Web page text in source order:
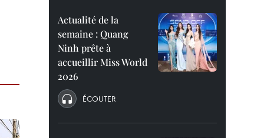
Actualité de la
semaine : Quang
Ninh prête à
accueillir Miss World
2026
ÉCOUTER